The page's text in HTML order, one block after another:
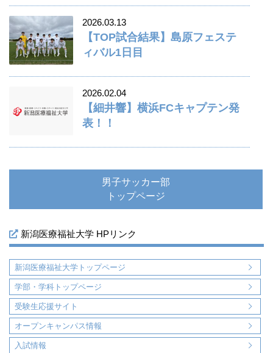
2026.03.13
【TOP試合結果】島原フェステ
ィバル1日目
2026.02.04
【細井響】横浜FCキャプテン発
表！！
男子サッカー部
トップページ
新潟医療福祉大学 HPリンク
新潟医療福祉大学トップページ
学部・学科トップページ
受験生応援サイト
オープンキャンパス情報
入試情報